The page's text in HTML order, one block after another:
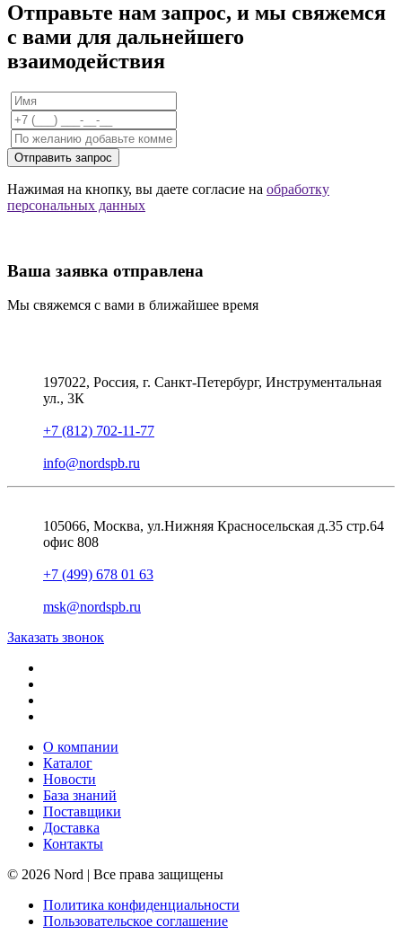
Отправьте нам запрос, и мы свяжемся
с вами для дальнейшего
взаимодействия
Отправить запрос
Нажимая на кнопку, вы даете согласие на обработку
персональных данных
Ваша заявка отправлена
Мы свяжемся с вами в ближайшее время
197022, Россия, г. Санкт-Петербург, Инструментальная
ул., 3К
+7 (812) 702-11-77
info@nordspb.ru
105066, Москва, ул.Нижняя Красносельская д.35 стр.64
офис 808
+7 (499) 678 01 63
msk@nordspb.ru
Заказать звонок
О компании
Каталог
Новости
База знаний
Поставщики
Доставка
Контакты
© 2026 Nord | Все права защищены
Политика конфиденциальности
Пользовательское соглашение